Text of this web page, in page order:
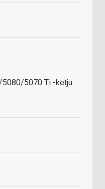
5080/5070 Ti -ketju